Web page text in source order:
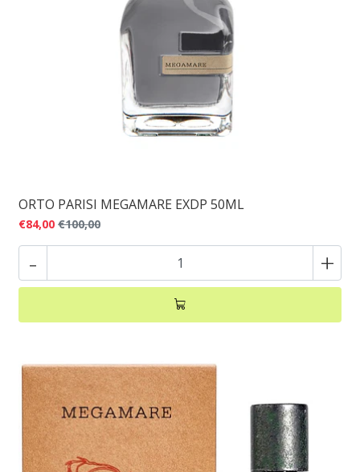
ORTO PARISI MEGAMARE EXDP 50ML
€84,00 €100,00
- +